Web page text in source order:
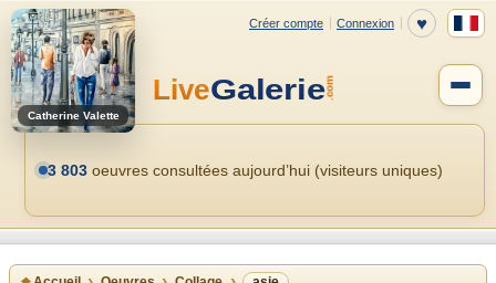
Catherine Valette
3 803 oeuvres consultées aujourd’hui (visiteurs uniques)